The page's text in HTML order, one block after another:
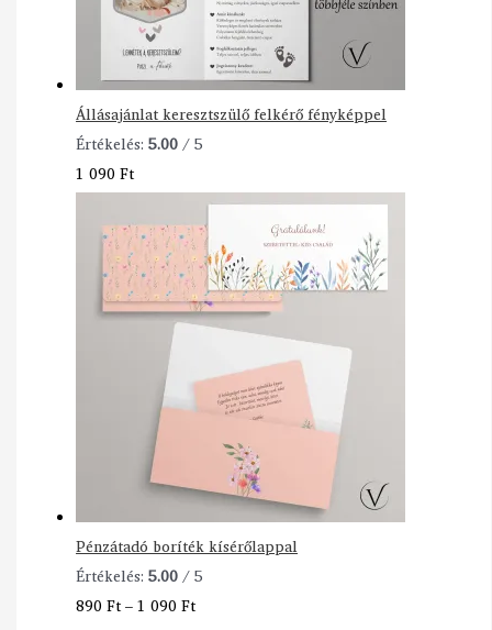
Állásajánlat keresztszülő felkérő fényképpel
Értékelés:5.00/ 5
1 090Ft
Pénzátadó boríték kísérőlappal
Értékelés:5.00/ 5
890Ft–1 090Ft